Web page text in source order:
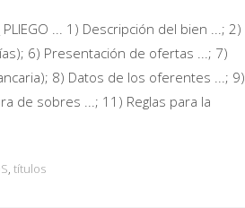
PLIEGO ... 1) Descripción del bien ...; 2)
6) Presentación de ofertas ...; 7)
8) Datos de los oferentes ...; 9)
de sobres ...; 11) Reglas para la
, títulos